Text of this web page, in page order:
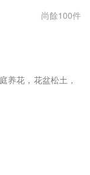
尚餘100件
养花，花盆松土，